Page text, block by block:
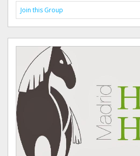
Join this Group